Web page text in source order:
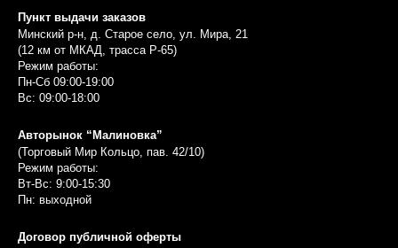
Пункт выдачи заказов
Минский р-н, д. Старое село, ул. Мира, 21
(12 км от МКАД, трасса P-65)
Режим работы:
Пн-Сб 09:00-19:00
Вс: 09:00-18:00
Авторынок “Малиновка”
(Торговый Мир Кольцо, пав. 42/10)
Режим работы:
Вт-Вс: 9:00-15:30
Пн: выходной
Договор публичной оферты